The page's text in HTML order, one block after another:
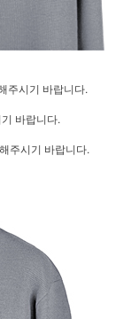
주시기 바랍니다.
바랍니다.
주시기 바랍니다.